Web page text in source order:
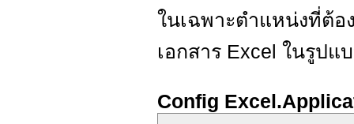
ในเฉพาะตำแหน่งที่ต้อ
เอกสาร Excel ในรูปแ
Config